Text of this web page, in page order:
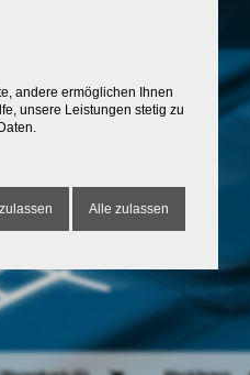
andere ermöglichen Ihnen
unsere Leistungen stetig zu
Alle zulassen